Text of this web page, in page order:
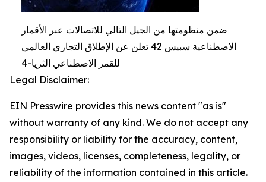
ضمن منظومتها من الجيل التالي للاتصالات عبر الأقمار
الاصطناعية سبيس 42 تعلن عن الإطلاق التجاري العالمي
للقمر الاصطناعي الثريا-4
Legal Disclaimer:
EIN Presswire provides this news content "as is"
without warranty of any kind. We do not accept any
responsibility or liability for the accuracy, content,
images, videos, licenses, completeness, legality, or
reliability of the information contained in this article.